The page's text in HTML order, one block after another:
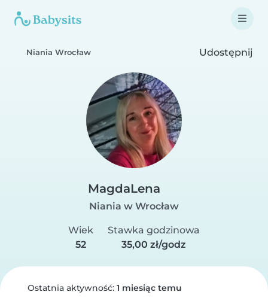
Niania Wrocław Udostępnij
MagdaLena
Niania w Wrocław
Wiek
52
Stawka godzinowa
35,00 zł/godz
Ostatnia aktywność: 1 miesiąc temu